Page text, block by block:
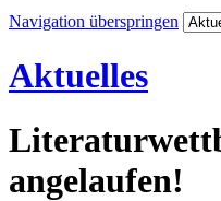
Navigation überspringen
Aktuelles
angelaufen!